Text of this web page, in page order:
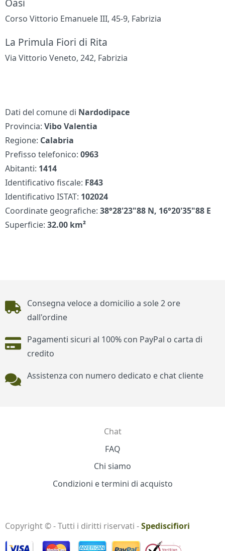
Oasi
Corso Vittorio Emanuele III, 45-9, Fabrizia
La Primula Fiori di Rita
Via Vittorio Veneto, 242, Fabrizia
Dati del comune di Nardodipace
Provincia:Vibo Valentia
Regione: Calabria
Prefisso telefonico:0963
Abitanti: 1414
Identificativo fiscale: F843
Identificativo ISTAT: 102024
Coordinate geografiche:38°28'23"88 N, 16°20'35"88 E
Superficie:32.00 km²
Piè di pagina
Consegna veloce a domicilio a sole 2 ore
dall'ordine
Pagamenti sicuri al 100% con PayPal o carta di
credito
Assistenza con numero dedicato e chat cliente
Chat
FAQ
Chi siamo
Condizioni e termini di acquisto
Copyright © - Tutti i diritti riservati -Spediscifiori